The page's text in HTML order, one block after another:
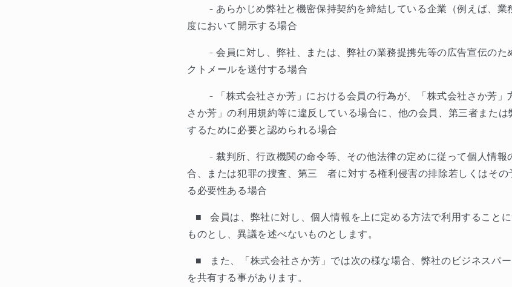
- あらかじめ弊社と機密保持契約を締結している企業（例えば、
度において開示する場合
-会員に対し、弊社、または、弊社の業務提携先等の広告宣伝のた
クトメールを送付する場合
- 「株式会社さか芳」における会員の行為が、「株式会社さか芳
さか芳」の利用規約等に違反している場合に、他の会員、第三者また
するために必要と認められる場合
-裁判所、行政機関の命令等、その他法律の定めに従って個人情
合、または犯罪の捜査、第三 者に対する権利侵害の排除若しくはその
る必要性ある場合
■ 会員は、弊社に対し、個人情報を上に定める方法で利用すること
ものとし、異議を述べないものとします。
■
また、「株式会社さか芳」では次の様な場合、弊社のビジネスパ
を共有する事があります。